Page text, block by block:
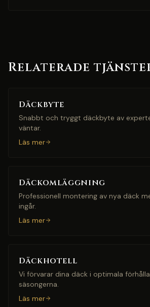
Relaterade
Däckbyte
Snabbt och tryggt däckbyte av
väntar.
Läs mer
Däckomläggning
Professionell montering av nya däck
ingår.
Läs mer
Däckhotell
Vi förvarar dina däck i optimala
säsongerna.
Läs mer